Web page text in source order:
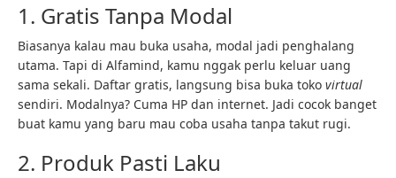
1. Gratis Tanpa Modal
Biasanya kalau mau buka usaha, modal jadi penghalang
utama. Tapi di Alfamind, kamu nggak perlu keluar uang
sama sekali. Daftar gratis, langsung bisa buka toko virtual
sendiri. Modalnya? Cuma HP dan internet. Jadi cocok banget
buat kamu yang baru mau coba usaha tanpa takut rugi.
2. Produk Pasti Laku